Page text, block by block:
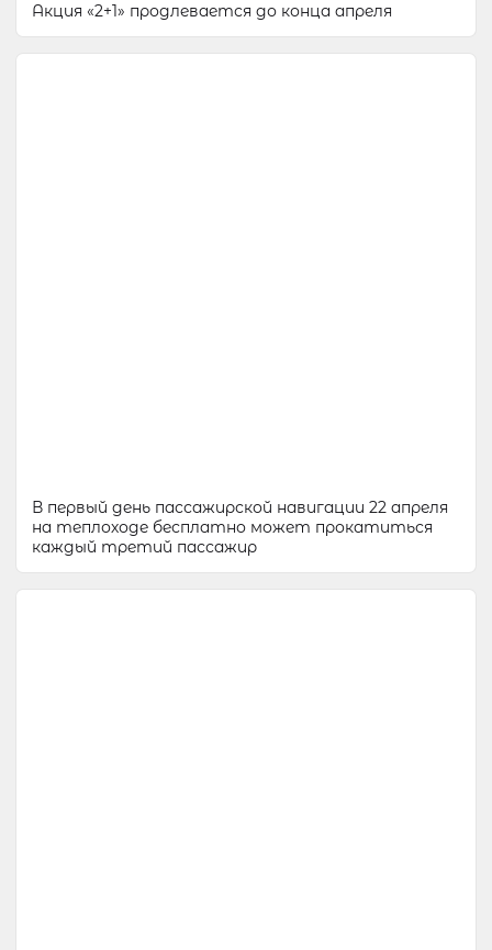
Акция «2+1» продлевается до конца апреля
В первый день пассажирской навигации 22 апреля
на теплоходе бесплатно может прокатиться
каждый третий пассажир